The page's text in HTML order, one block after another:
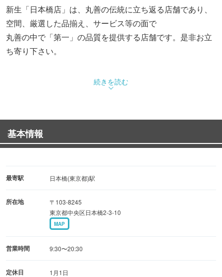
新生「日本橋店」は、丸善の伝統に立ち返る店舗であり、
空間、厳選した品揃え、サービス等の面で
丸善の中で「第一」の品質を提供する店舗です。是非お立
ち寄り下さい。
【3F】和書・洋書・ギャラリー・カフェ
【B1】文具・メガネ・時計
続きを読む
基本情報
最寄駅 日本橋(東京都)駅
所在地
〒103-8245
東京都中央区日本橋2-3-10
MAP
営業時間 9:30〜20:30
定休日 1月1日